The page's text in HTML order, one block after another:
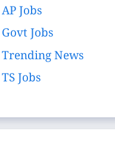
AP Jobs
Govt Jobs
Trending News
TS Jobs